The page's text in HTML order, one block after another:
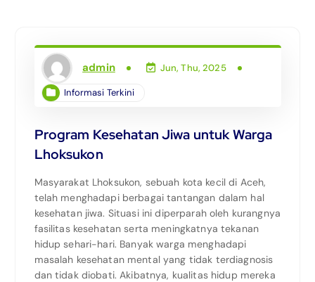
admin Jun, Thu, 2025
Informasi Terkini
Program Kesehatan Jiwa untuk Warga
Lhoksukon
Masyarakat Lhoksukon, sebuah kota kecil di Aceh,
telah menghadapi berbagai tantangan dalam hal
kesehatan jiwa. Situasi ini diperparah oleh kurangnya
fasilitas kesehatan serta meningkatnya tekanan
hidup sehari-hari. Banyak warga menghadapi
masalah kesehatan mental yang tidak terdiagnosis
dan tidak diobati. Akibatnya, kualitas hidup mereka